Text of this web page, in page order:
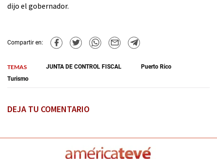
dijo el gobernador.
Compartir en:
TEMAS JUNTA DE CONTROL FISCAL
Puerto Rico
Turismo
DEJA TU COMENTARIO